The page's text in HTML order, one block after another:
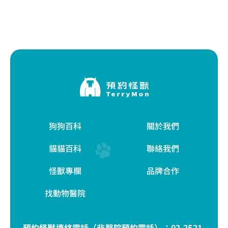
狗狗百科
貓貓百科
怪獸專欄
找動物醫院
關於我們
聯絡我們
品牌合作